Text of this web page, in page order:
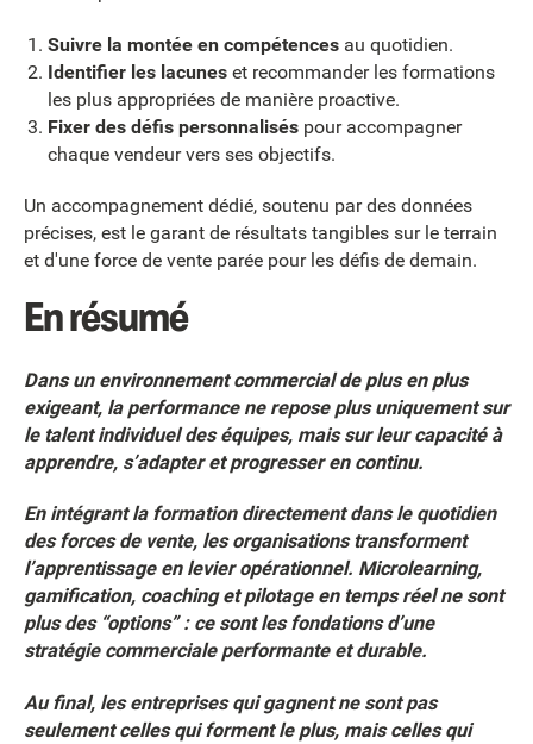
Suivre la montée en compétencesau quotidien.
Identifier les lacuneset recommander les formations
les plus appropriées de manière proactive.
Fixer des défis personnaliséspour accompagner
chaque vendeur vers ses objectifs.
Un accompagnement dédié, soutenu par des données
précises, est le garant de résultats tangibles sur le terrain
et d'une force de vente parée pour les défis de demain.
En résumé
Dans un environnement commercial de plus en plus
exigeant, la performance ne repose plus uniquement sur
le talent individuel des équipes, mais sur leur capacité à
apprendre, s’adapter et progresser en continu.
En intégrant la formation directement dans le quotidien
des forces de vente, les organisations transforment
l’apprentissage en levier opérationnel. Microlearning,
gamification, coaching et pilotage en temps réel ne sont
plus des “options” : ce sont les fondations d’une
stratégie commerciale performante et durable.
Au final, les entreprises qui gagnent ne sont pas
seulement celles qui forment le plus, mais celles qui